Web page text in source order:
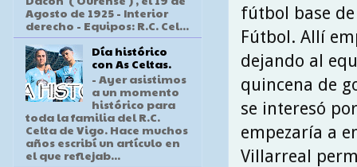
fútbol base de
Fútbol. Allí
dejando al
quincena de
se interesó
empezaría a
Villarreal
Agosto de 1925 - Interior
derecho - Equipos: R.C. Cel...
Día histórico
con As Celtas.
- Ayer asistimos
a un momento
histórico para
toda la familia del R.C.
Celta de Vigo. Hace muchos
años escribí un artículo en
el que reflejab...